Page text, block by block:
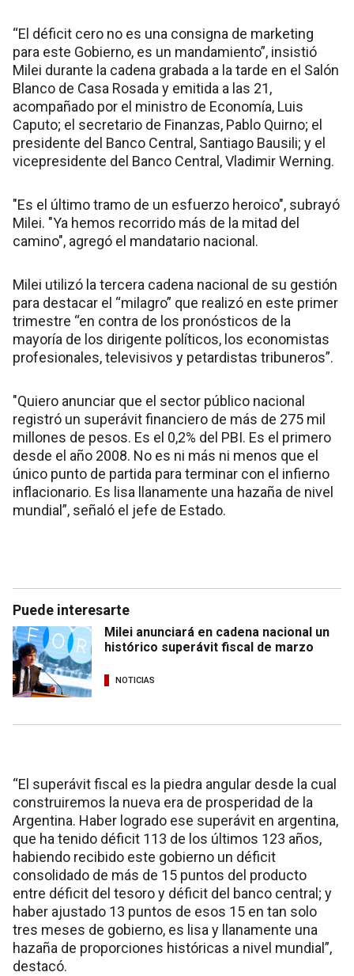
“El déficit cero no es una consigna de marketing
para este Gobierno, es un mandamiento”, insistió
Milei durante la cadena grabada a la tarde en el Salón
Blanco de Casa Rosada y emitida a las 21,
acompañado por el ministro de Economía, Luis
Caputo; el secretario de Finanzas, Pablo Quirno; el
presidente del Banco Central, Santiago Bausili; y el
vicepresidente del Banco Central, Vladimir Werning.
"Es el último tramo de un esfuerzo heroico", subrayó
Milei. "Ya hemos recorrido más de la mitad del
camino", agregó el mandatario nacional.
Milei utilizó la tercera cadena nacional de su gestión
para destacar el “milagro” que realizó en este primer
trimestre “en contra de los pronósticos de la
mayoría de los dirigente políticos, los economistas
profesionales, televisivos y petardistas tribuneros”.
"Quiero anunciar que el sector público nacional
registró un superávit financiero de más de 275 mil
millones de pesos. Es el 0,2% del PBI. Es el primero
desde el año 2008. No es ni más ni menos que el
único punto de partida para terminar con el infierno
inflacionario. Es lisa llanamente una hazaña de nivel
mundial”, señaló el jefe de Estado.
Puede interesarte
Milei anunciará en cadena nacional un
histórico superávit fiscal de marzo
NOTICIAS
“El superávit fiscal es la piedra angular desde la cual
construiremos la nueva era de prosperidad de la
Argentina. Haber logrado ese superávit en argentina,
que ha tenido déficit 113 de los últimos 123 años,
habiendo recibido este gobierno un déficit
consolidado de más de 15 puntos del producto
entre déficit del tesoro y déficit del banco central; y
haber ajustado 13 puntos de esos 15 en tan solo
tres meses de gobierno, es lisa y llanamente una
hazaña de proporciones históricas a nivel mundial”,
destacó.